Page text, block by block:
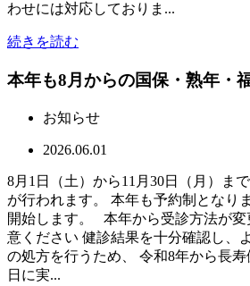
わせには対応しておりま...
続きを読む
本年も8月からの国保・熟年・
お知らせ
2026.06.01
8月1日（土）から11月30日（月）ま
が行われます。 本年も予約制となり
開始します。 本年から受診方法が変
意ください 健診結果を十分確認し、
の処方を行うため、 令和8年から長
日に実...